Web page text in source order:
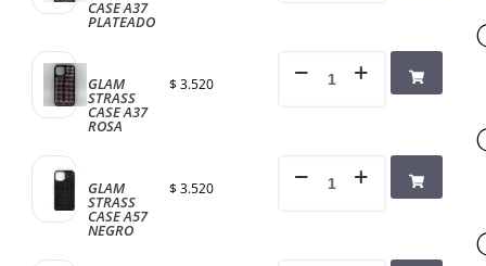
CASE A37
PLATEADO
GLAM
STRASS
CASE A37
ROSA
$ 3.520
GLAM
STRASS
CASE A57
NEGRO
$ 3.520